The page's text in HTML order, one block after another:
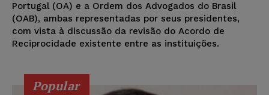
Portugal (OA) e a Ordem dos Advogados do Brasil
(OAB), ambas representadas por seus presidentes,
com vista à discussão da revisão do Acordo de
Reciprocidade existente entre as instituições.
Popular